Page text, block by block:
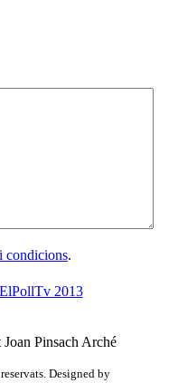
condicions.
2013
Pinsach Arché
Designed by